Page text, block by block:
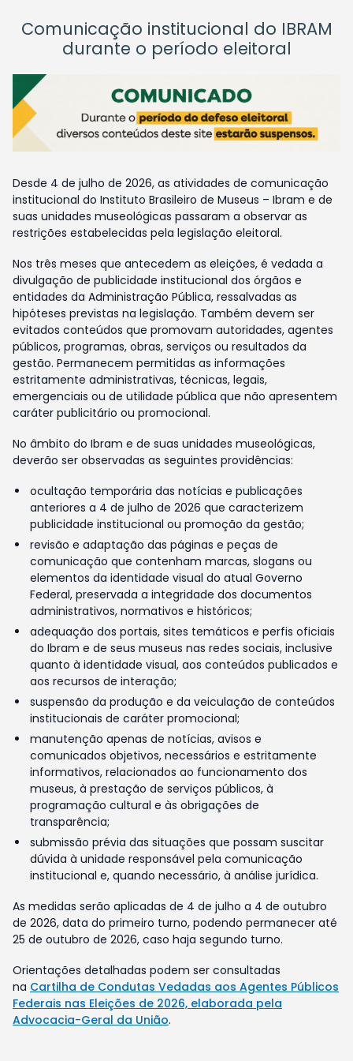
Comunicação institucional do IBRAM
durante o período eleitoral
Desde 4 de julho de 2026, as atividades de comunicação
institucional do Instituto Brasileiro de Museus – Ibram e de
suas unidades museológicas passaram a observar as
restrições estabelecidas pela legislação eleitoral.
Nos três meses que antecedem as eleições, é vedada a
divulgação de publicidade institucional dos órgãos e
entidades da Administração Pública, ressalvadas as
hipóteses previstas na legislação. Também devem ser
evitados conteúdos que promovam autoridades, agentes
públicos, programas, obras, serviços ou resultados da
gestão. Permanecem permitidas as informações
estritamente administrativas, técnicas, legais,
emergenciais ou de utilidade pública que não apresentem
caráter publicitário ou promocional.
No âmbito do Ibram e de suas unidades museológicas,
deverão ser observadas as seguintes providências:
ocultação temporária das notícias e publicações
anteriores a 4 de julho de 2026 que caracterizem
publicidade institucional ou promoção da gestão;
revisão e adaptação das páginas e peças de
comunicação que contenham marcas, slogans ou
elementos da identidade visual do atual Governo
Federal, preservada a integridade dos documentos
administrativos, normativos e históricos;
adequação dos portais, sites temáticos e perfis oficiais
do Ibram e de seus museus nas redes sociais, inclusive
quanto à identidade visual, aos conteúdos publicados e
aos recursos de interação;
suspensão da produção e da veiculação de conteúdos
institucionais de caráter promocional;
manutenção apenas de notícias, avisos e
comunicados objetivos, necessários e estritamente
informativos, relacionados ao funcionamento dos
museus, à prestação de serviços públicos, à
programação cultural e às obrigações de
transparência;
submissão prévia das situações que possam suscitar
dúvida à unidade responsável pela comunicação
institucional e, quando necessário, à análise jurídica.
As medidas serão aplicadas de 4 de julho a 4 de outubro
de 2026, data do primeiro turno, podendo permanecer até
25 de outubro de 2026, caso haja segundo turno.
Orientações detalhadas podem ser consultadas
na Cartilha de Condutas Vedadas aos Agentes Públicos
Federais nas Eleições de 2026, elaborada pela
Advocacia-Geral da União.